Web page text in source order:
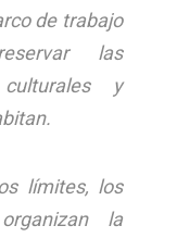
de trabajo
las
culturales y
límites, los
la